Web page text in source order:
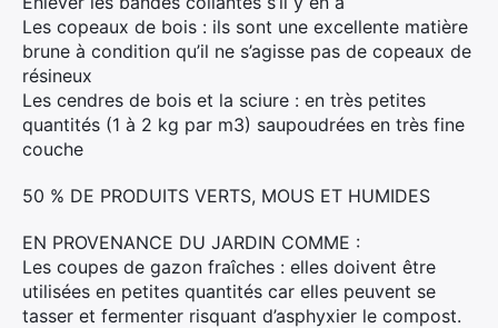
Les copeaux de bois : ils sont une excellente matière
brune à condition qu’il ne s’agisse pas de copeaux de
résineux
Les cendres de bois et la sciure : en très petites
quantités (1 à 2 kg par m3) saupoudrées en très fine
couche
50 % DE PRODUITS VERTS, MOUS ET HUMIDES
EN PROVENANCE DU JARDIN COMME :
Les coupes de gazon fraîches : elles doivent être
utilisées en petites quantités car elles peuvent se
tasser et fermenter risquant d’asphyxier le compost.